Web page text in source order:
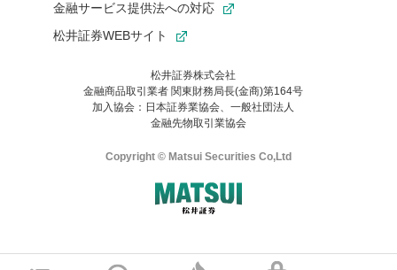
金融サービス提供法への対応
松井証券WEBサイト
松井証券株式会社
金融商品取引業者 関東財務局長(金商)第164号
加入協会：日本証券業協会、一般社団法人
金融先物取引業協会
Copyright © Matsui Securities Co,Ltd
マネーサテライトのWEBサイトへようこそ
ご利用の環境(Internet Explorer)は、本サイトの推奨環境外のた
お気に入り機能は松井証券の会員限定の機能です。
お気に入り登録いただくと、後からいつでもお気に入りのコンテ
ンツを一覧でご確認いただけます。
ご利用いただくには口座開設が必要です。
はご利用の端末で一度ログインしてください。